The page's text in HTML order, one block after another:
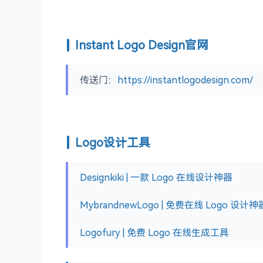
Instant Logo Design官网
传送门： https://instantlogodesign.com/
Logo设计工具
Designkiki | 一款 Logo 在线设计神器
MybrandnewLogo | 免费在线 Logo 设计神
Logofury | 免费 Logo 在线生成工具